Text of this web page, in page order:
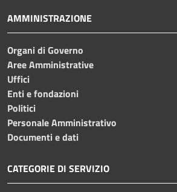
AMMINISTRAZIONE
Organi di Governo
Aree Amministrative
Uffici
Enti e fondazioni
Politici
Personale Amministrativo
Documenti e dati
CATEGORIE DI SERVIZIO